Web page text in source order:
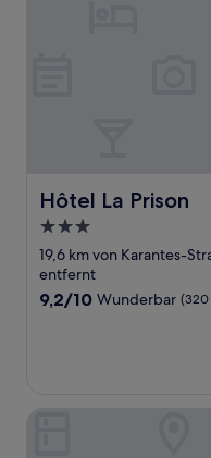
Hôtel La Prison
Hôtel La Prison
3.0-
Sterne-
Unterkunft
19,6 km von Karantes-
entfernt
9.2
9,2/10 Wunderbar (320